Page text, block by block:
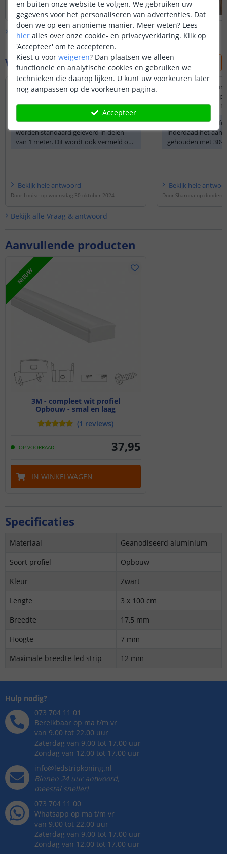
Aanvullende producten
NIEUW
3M - compleet wit profiel
Opbouw - smal en laag
(1 reviews)
OP VOORRAAD 37,95
IN WINKELWAGEN
Bekijk alleklantfoto’s
Vraag & antwoord
Kan ik de profiel ook langer maken of
bestellen ??
Door Ludgene op dinsdag 29 oktober 2024
Al onze profielen langer dan 1 meter
worden standaard geleverd in delen
van 1 meter. Dit wordt ook vermeld op
de desbetreffende productpagina. De
afdekkap wordt tot een maximum
lengte van 4 meter geleverd aan één
Bekijk hele antwoord
Door Louise op woensdag 30 oktober 2024
Wordt het aantal
de zwarte
Door Alex op woensdag
Met een zwarte
inderdaad het
gehouden met 30%
Bekijk hele
Door Sharona op
Bekijk alle Vraag & antwoord
Specificaties
Materiaal
Geanodiseerd aluminium
Soort profiel
Opbouw
Kleur
Zwart
Lengte
3 x 100 cm
Breedte
17,5 mm
Hoogte
7 mm
Maximale breedte led strip
12 mm
Hulp nodig?
073 704 11 01
Bereikbaar op ma t/m vr
van 9.00 tot 22.00 uur
Zaterdag van 9.00 tot 17.00 uur
Zondag van 12.00 tot 17.00 uur
info@ledstripkoning.nl
Binnen 24 uur antwoord,
meestal sneller!
073 704 11 00
Whatsapp op ma t/m vr
van 9.00 tot 22.00 uur
Zaterdag van 9.00 tot 17.00 uur
Zondag van 12.00 tot 17.00 uur
en buiten onze website te volgen. We gebruiken uw
gegevens voor het personaliseren van advertenties. Dat
doen we op een anonieme manier. Meer weten? Lees
hier alles over onze cookie- en privacyverklaring. Klik op
'Accepteer' om te accepteren.
Kiest u voor weigeren? Dan plaatsen we alleen
functionele en analytische cookies en gebruiken we
technieken die daarop lijken. U kunt uw voorkeuren later
nog aanpassen op de voorkeuren pagina.
Accepteer